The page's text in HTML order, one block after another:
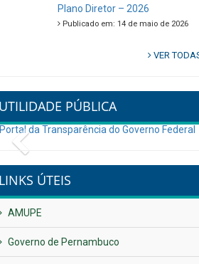
Plano Diretor – 2026
Publicado em: 14 de maio de 2026
VER
UTILIDADE PÚBLICA
Previous
LINKS ÚTEIS
AMUPE
Governo de Pernambuco